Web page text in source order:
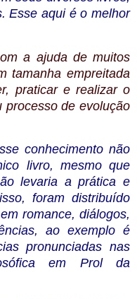
Esse aqui é o melhor
a ajuda de muitos
tamanha empreitada
praticar e realizar o
processo de evolução
conhecimento não
livro, mesmo que
levaria a prática e
foram distribuído
romance, diálogos,
ao exemplo é
pronunciadas nas
em Prol da